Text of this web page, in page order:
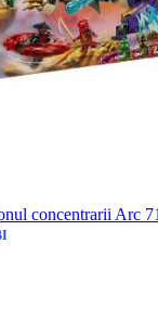
concentrarii Arc